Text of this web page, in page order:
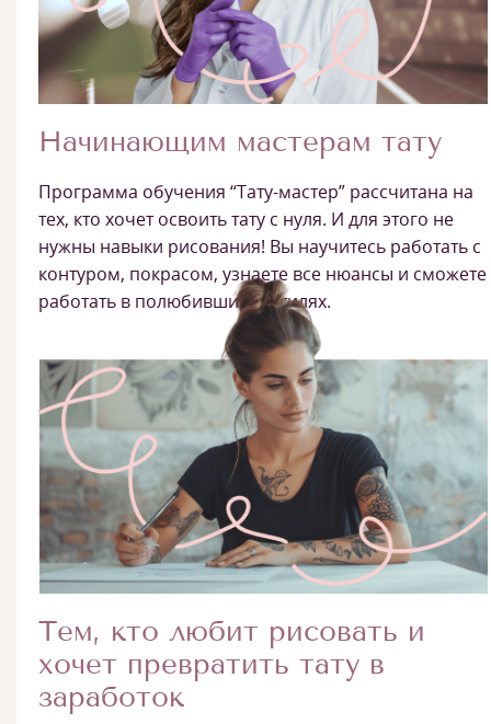
Начинающим мастерам тату
Программа обучения “Тату-мастер” рассчитана на
тех, кто хочет освоить тату с нуля. И для этого не
нужны навыки рисования! Вы научитесь работать с
контуром, покрасом, узнаете все нюансы и сможете
работать в полюбившихся стилях.
Тем, кто любит рисовать и
хочет превратить тату в
заработок